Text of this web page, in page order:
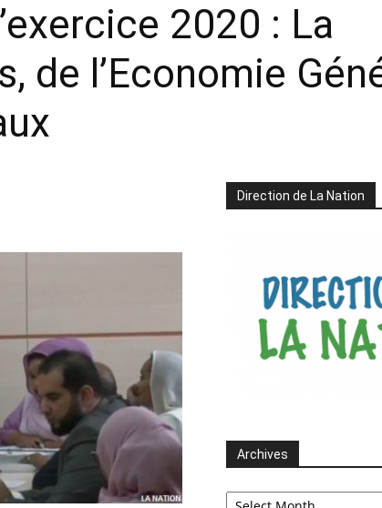
2020 : La
de l’Economie
Direction de La Nation
Archives
Archives